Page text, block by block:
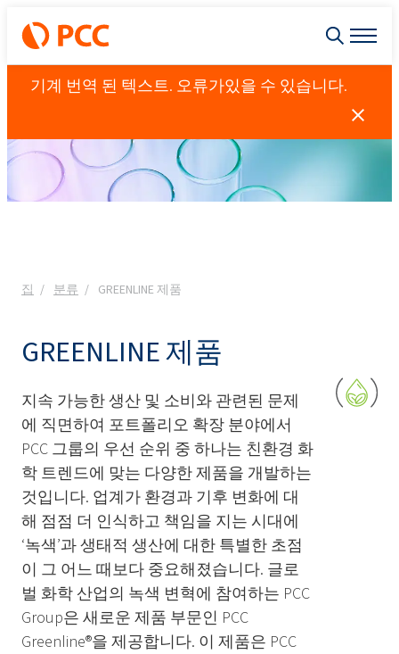
기계 번역 된 텍스트. 오류가있을 수 있습니다.
집 분류 GREENLINE 제품
GREENLINE 제품
지속 가능한 생산 및 소비와 관련된 문제
에 직면하여 포트폴리오 확장 분야에서
PCC 그룹의 우선 순위 중 하나는 친환경 화
학 트렌드에 맞는 다양한 제품을 개발하는
것입니다. 업계가 환경과 기후 변화에 대
해 점점 더 인식하고 책임을 지는 시대에
‘녹색’과 생태적 생산에 대한 특별한 초점
이 그 어느 때보다 중요해졌습니다. 글로
벌 화학 산업의 녹색 변혁에 참여하는 PCC
Group은 새로운 제품 부문인 PCC
Greenline®을 제공합니다. 이 제품은 PCC